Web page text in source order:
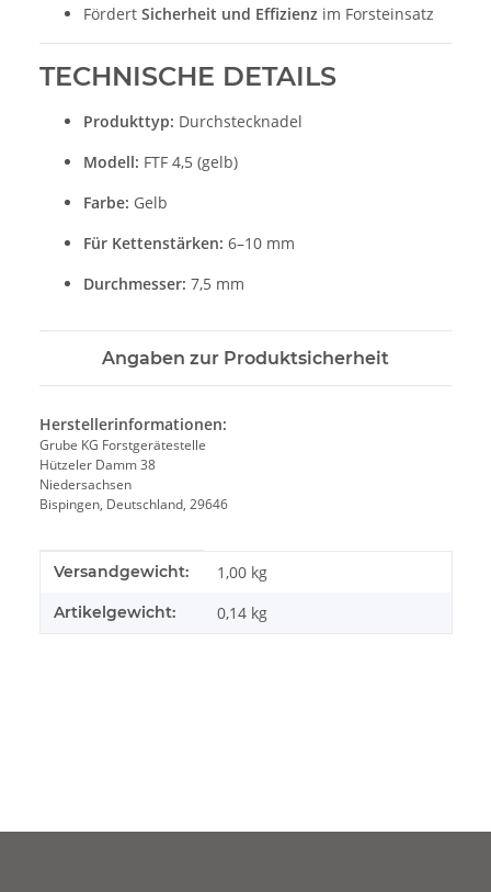
Fördert Sicherheit und Effizienz im Forsteinsatz
TECHNISCHE DETAILS
Produkttyp: Durchstecknadel
Modell: FTF 4,5 (gelb)
Farbe: Gelb
Für Kettenstärken: 6–10 mm
Durchmesser: 7,5 mm
Angaben zur Produktsicherheit
Herstellerinformationen:
Grube KG Forstgerätestelle
Hützeler Damm 38
Niedersachsen
Bispingen, Deutschland, 29646
Produkteigenschaft
Wert
Versandgewicht: 1,00 kg
Artikelgewicht: 0,14 kg